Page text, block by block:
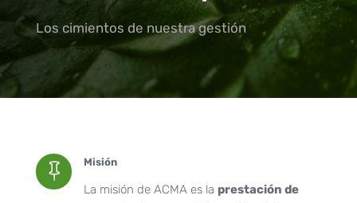
Los cimientos de nuestra gestión
 Misión
La misión de ACMA es la prestación de